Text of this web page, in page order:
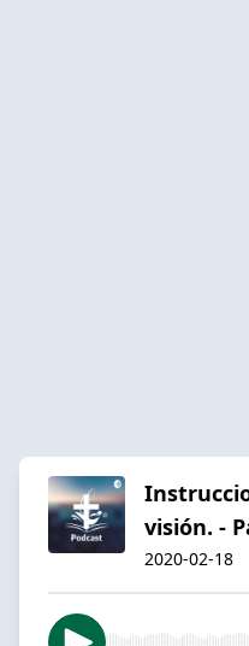
visión. -
2020-02-18